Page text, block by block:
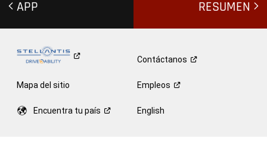
APP RESUMEN
Contáctanos
Mapa del sitio Empleos
Encuentra tu país English